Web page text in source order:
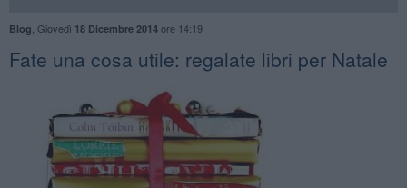
Blog Giovedì 18 Dicembre 2014ore 14:19
​Fate una cosa utile: regalate libri per Natale